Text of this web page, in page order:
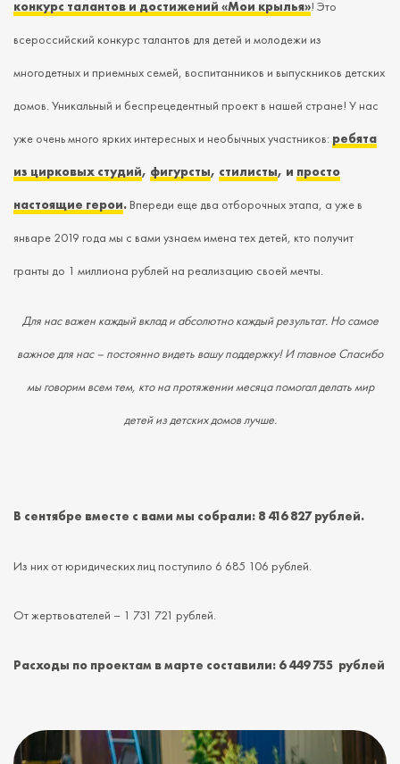
конкурс талантов и достижений «Мои крылья»! Это
всероссийский конкурс талантов для детей и молодежи из
многодетных и приемных семей, воспитанников и выпускников детских
домов. Уникальный и беспрецедентный проект в нашей стране! У нас
уже очень много ярких интересных и необычных участников: ребята
из цирковых студий, фигурсты, стилисты, и просто
настоящие герои. Впереди еще два отборочных этапа, а уже в
январе 2019 года мы с вами узнаем имена тех детей, кто получит
гранты до 1 миллиона рублей на реализацию своей мечты.
Для нас важен каждый вклад и абсолютно каждый результат. Но самое
важное для нас – постоянно видеть вашу поддержку! И главное Спасибо
мы говорим всем тем, кто на протяжении месяца помогал делать мир
детей из детских домов лучше.
В сентябре вместе с вами мы собрали: 8 416 827 рублей.
Из них от юридических лиц поступило 6 685 106 рублей.
От жертвователей – 1 731 721 рублей.
Расходы по проектам в марте составили: 6 449 755 рублей